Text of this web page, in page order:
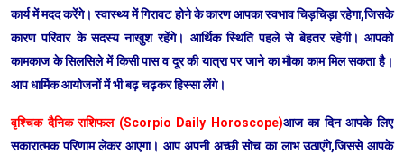
कार्य में मदद करेंगे। स्वास्थ्य में गिरावट होने के कारण आपका स्वभाव चिड़चिड़ा रहेगा,जिसके
कारण परिवार के सदस्य नाखुश रहेंगे। आर्थिक स्थिति पहले से बेहतर रहेगी। आपको
कामकाज के सिलसिले में किसी पास व दूर की यात्रा पर जाने का मौका काम मिल सकता है।
आप धार्मिक आयोजनों में भी बढ़ चढ़कर हिस्सा लेंगे।
वृश्चिक दैनिक राशिफल (Scorpio Daily Horoscope)आज का दिन आपके लिए
सकारात्मक परिणाम लेकर आएगा। आप अपनी अच्छी सोच का लाभ उठाएंगे,जिससे आपके